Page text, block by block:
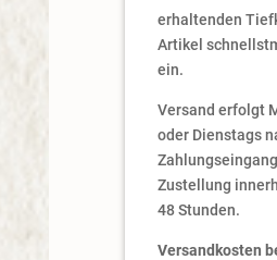
erhaltenden
Artikel
ein.
Versand erfolgt
oder Dienstags
Zustellung
48 Stunden.
Versandkosten